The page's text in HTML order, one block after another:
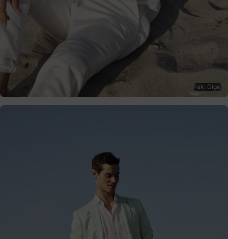
Pak: Digel